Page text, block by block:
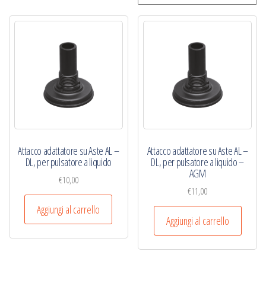
più
Attacco adattatore su Aste AL –
DL, per pulsatore a liquido
€10,00
Aggiungi al carrello
Attacco adattatore su Aste AL –
DL, per pulsatore a liquido –
AGM
€11,00
Aggiungi al carrello